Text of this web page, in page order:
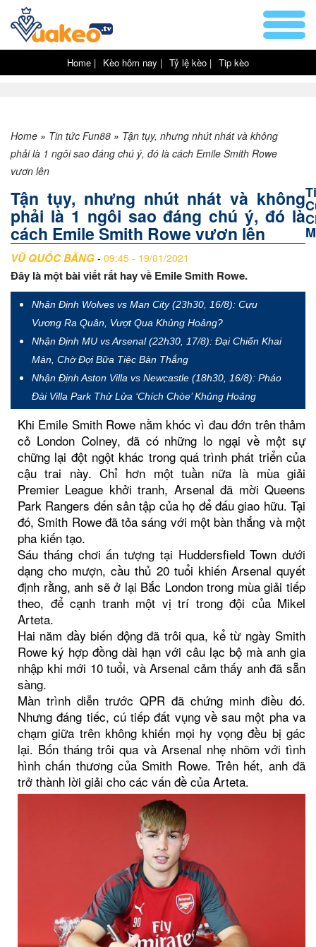
Home | Kèo hôm nay | Tỷ lệ kèo | Tip kèo
Home » Tin tức Fun88 » Tận tụy, nhưng nhút nhát và không
phải là 1 ngôi sao đáng chú ý, đó là cách Emile Smith Rowe
vươn lên
Tận tụy, nhưng nhút nhát và không
phải là 1 ngôi sao đáng chú ý, đó là
cách Emile Smith Rowe vươn lên
VŨ QUỐC BẰNG - 09:45 - 19/01/2021
Đây là một bài viết rất hay về Emile Smith Rowe.
Nhận Định Wolves vs Man City (23h30, 16/8): Cựu
Vương Ra Quân, Vượt Qua Khủng Hoảng?
Nhận Định MU vs Arsenal (22h30, 17/8): Đại Chiến Khai
Màn, Chờ Đợi Bữa Tiệc Bàn Thắng
Nhận Định Aston Villa vs Newcastle (18h30, 16/8): Pháo
Đài Villa Park Thử Lửa ‘Chích Chòe’ Khủng Hoảng
Khi Emile Smith Rowe nằm khóc vì đau đớn trên thảm
cỏ London Colney, đã có những lo ngại về một sự
chững lại đột ngột khác trong quá trình phát triển của
cậu trai này. Chỉ hơn một tuần nữa là mùa giải
Premier League khởi tranh, Arsenal đã mời Queens
Park Rangers đến sân tập của họ để đấu giao hữu. Tại
đó, Smith Rowe đã tỏa sáng với một bàn thắng và một
pha kiến tạo.
Sáu tháng chơi ấn tượng tại Huddersfield Town dưới
dạng cho mượn, cầu thủ 20 tuổi khiến Arsenal quyết
định rằng, anh sẽ ở lại Bắc London trong mùa giải tiếp
theo, để cạnh tranh một vị trí trong đội của Mikel
Arteta.
Hai năm đầy biến động đã trôi qua, kể từ ngày Smith
Rowe ký hợp đồng dài hạn với câu lạc bộ mà anh gia
nhập khi mới 10 tuổi, và Arsenal cảm thấy anh đã sẵn
sàng.
Màn trình diễn trước QPR đã chứng minh điều đó.
Nhưng đáng tiếc, cú tiếp đất vụng về sau một pha va
chạm giữa trên không khiến mọi hy vọng đều bị gác
lại. Bốn tháng trôi qua và Arsenal nhẹ nhõm với tình
hình chấn thương của Smith Rowe. Trên hết, anh đã
trở thành lời giải cho các vấn đề của Arteta.